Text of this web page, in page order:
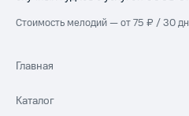
Стоимость мелодий — от 75 ₽ / 30
Главная
Каталог